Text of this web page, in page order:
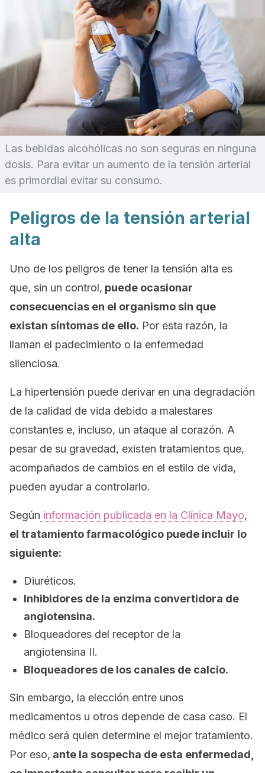
Las bebidas alcohólicas no son seguras en ninguna
dosis. Para evitar un aumento de la tensión arterial
es primordial evitar su consumo.
Peligros de la tensión arterial
alta
Uno de los peligros de tener la tensión alta es
que, sin un control, puede ocasionar
consecuencias en el organismo sin que
existan síntomas de ello. Por esta razón, la
llaman el padecimiento o la enfermedad
silenciosa.
La hipertensión puede derivar en una degradación
de la calidad de vida debido a malestares
constantes e, incluso, un ataque al corazón. A
pesar de su gravedad, existen tratamientos que,
acompañados de cambios en el estilo de vida,
pueden ayudar a controlarlo.
Según información publicada en la Clínica Mayo,
el tratamiento farmacológico puede incluir lo
siguiente:
Diuréticos.
Inhibidores de la enzima convertidora de
angiotensina.
Bloqueadores del receptor de la
angiotensina II.
Bloqueadores de los canales de calcio.
Sin embargo, la elección entre unos
medicamentos u otros depende de casa caso. El
médico será quien determine el mejor tratamiento.
Por eso, ante la sospecha de esta enfermedad,